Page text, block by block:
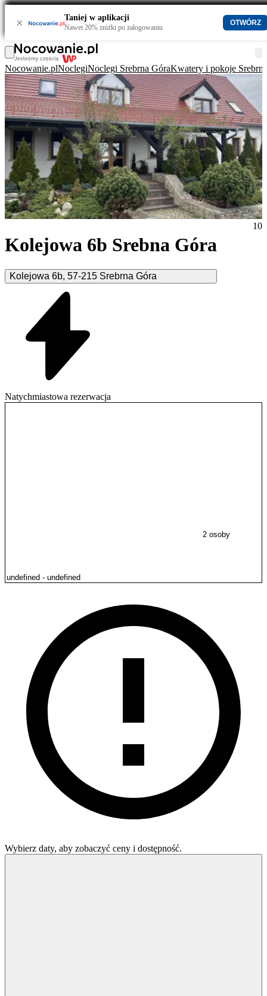
× Taniej w aplikacji
Nawet 20% zniżki po zalogowaniu
OTWÓRZ
Nocowanie.plNoclegiNoclegi Srebrna GóraKwatery i pokoje
Kolejowa 6b Srebna Góra
Kolejowa 6b, 57-215 Srebrna Góra
10
Natychmiastowa rezerwacja
2 osoby
Wybierz daty, aby zobaczyć ceny i dostępność.